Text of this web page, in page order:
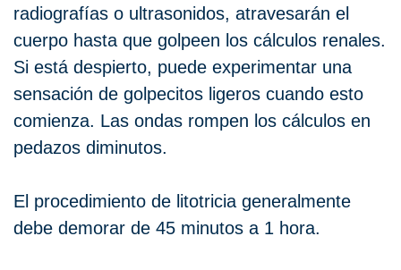
radiografías o ultrasonidos, atravesarán el
cuerpo hasta que golpeen los cálculos renales.
Si está despierto, puede experimentar una
sensación de golpecitos ligeros cuando esto
comienza. Las ondas rompen los cálculos en
pedazos diminutos.
El procedimiento de litotricia generalmente
debe demorar de 45 minutos a 1 hora.